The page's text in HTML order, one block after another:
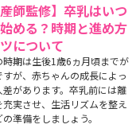
産師監修】卒乳はいつ
める？時期と進め方
について
時期は生後1歳6ヵ月頃までが
すが、赤ちゃんの成長によっ
差があります。卒乳前には離
充実させ、生活リズムを整え
準備をしましょう。